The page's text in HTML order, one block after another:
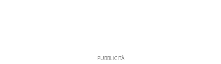
PUBBLICITÀ